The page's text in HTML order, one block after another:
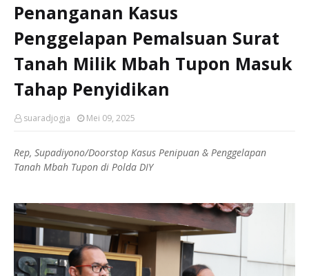
Penanganan Kasus
Penggelapan Pemalsuan Surat
Tanah Milik Mbah Tupon Masuk
Tahap Penyidikan
suaradjogja Mei 09, 2025
Rep, Supadiyono/Doorstop Kasus Penipuan & Penggelapan
Tanah Mbah Tupon di Polda DIY